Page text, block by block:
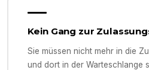
Kein Gang zur
Sie müssen nicht mehr in die
und dort in der Warteschlange